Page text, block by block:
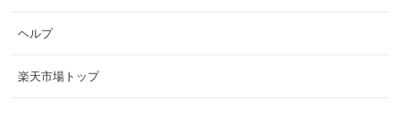
ヘルプ
楽天市場トップ